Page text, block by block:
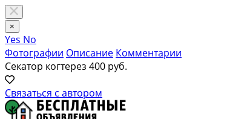
×
Yes No
Фотографии Описание Комментарии
Секатор когтерез 400 руб.
Связаться с автором